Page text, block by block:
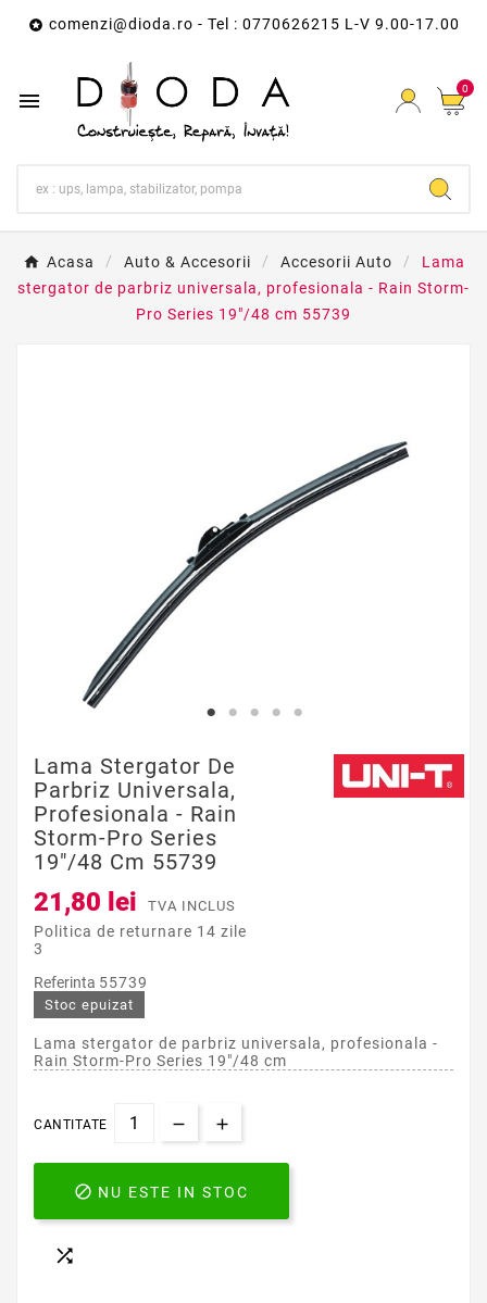
 comenzi@dioda.ro - Tel : 0770626215 L-V 9.00-17.00
 0
Acasa Auto & Accesorii Accesorii Auto
Lama
stergator de parbriz universala, profesionala - Rain Storm-
Pro Series 19"/48 cm 55739
Lama Stergator De
Parbriz Universala,
Profesionala - Rain
Storm-Pro Series
19"/48 Cm 55739
21,80 lei TVA INCLUS
Politica de returnare 14 zile
3
Referinta 55739
Stoc epuizat
Lama stergator de parbriz universala, profesionala -
Rain Storm-Pro Series 19"/48 cm
CANTITATE
 NU ESTE IN STOC
